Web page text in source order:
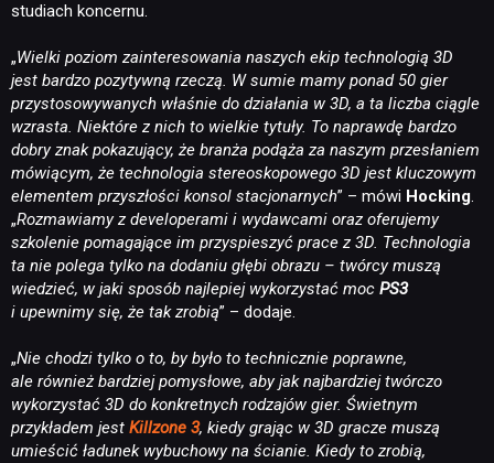
studiach koncernu.
„Wielki poziom zainteresowania naszych ekip technologią 3D
jest bardzo pozytywną rzeczą. W sumie mamy ponad 50 gier
przystosowywanych właśnie do działania w 3D, a ta liczba ciągle
wzrasta. Niektóre z nich to wielkie tytuły. To naprawdę bardzo
dobry znak pokazujący, że branża podąża za naszym przesłaniem
mówiącym, że technologia stereoskopowego 3D jest kluczowym
elementem przyszłości konsol stacjonarnych” – mówi Hocking.
„Rozmawiamy z developerami i wydawcami oraz oferujemy
szkolenie pomagające im przyspieszyć prace z 3D. Technologia
ta nie polega tylko na dodaniu głębi obrazu – twórcy muszą
wiedzieć, w jaki sposób najlepiej wykorzystać moc PS3
i upewnimy się, że tak zrobią” – dodaje.
„Nie chodzi tylko o to, by było to technicznie poprawne,
ale również bardziej pomysłowe, aby jak najbardziej twórczo
wykorzystać 3D do konkretnych rodzajów gier. Świetnym
przykładem jest Killzone 3, kiedy grając w 3D gracze muszą
umieścić ładunek wybuchowy na ścianie. Kiedy to zrobią,